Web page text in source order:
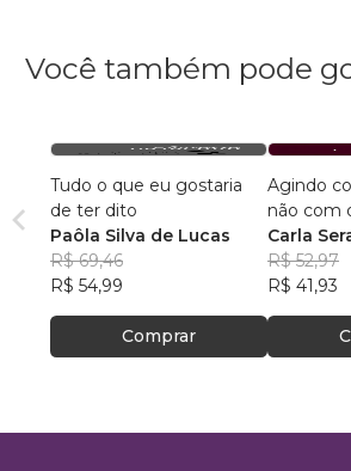
Você também pode
Tudo o que eu gostaria
de ter dito
Paôla Silva de Lucas
R$ 69,46
R$ 54,99
Comprar
Agindo
não com
Carla
R$ 52,97
R$ 41,93